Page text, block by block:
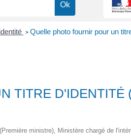
> Quelle photo fournir pour un
TITRE D'IDENTITÉ
ministre), Ministère chargé de